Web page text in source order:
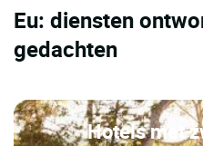
Eu: diensten
gedachten
Hotels met